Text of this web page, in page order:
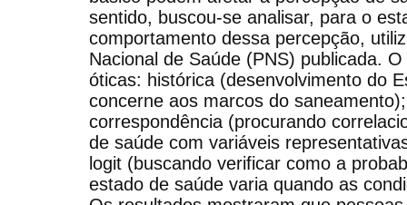
sentido, buscou-se analisar, para o
comportamento dessa percepção,
Nacional de Saúde (PNS) publicada.
óticas: histórica (desenvolvimento do
concerne aos marcos do
correspondência (procurando
de saúde com variáveis
logit (buscando verificar como a
estado de saúde varia quando as